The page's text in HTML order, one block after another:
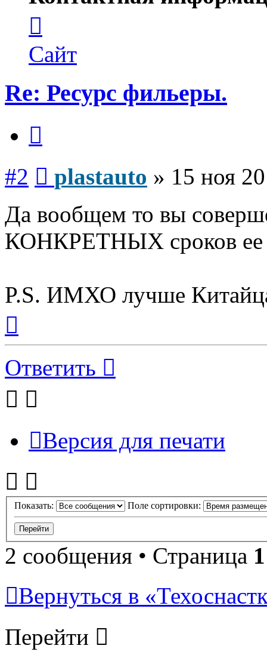
пользователя
plastauto
Сайт
Re: Ресурс фильеры.
#2 plastauto » 15 ноя
Да вообщем то вы
КОНКРЕТНЫХ сроков ее
P.S. ИМХО лучше
началу
Ответить
Версия для печати
Показать: Поле сортировки:
2 сообщения • Страница 1
Вернуться в
Перейти